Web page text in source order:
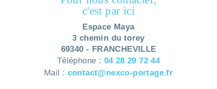
c'est par ici
Espace Maya
3 chemin du torey
69340 - FRANCHEVILLE
Téléphone : 04 28 29 72 44
Mail : contact@nexco-portage.fr